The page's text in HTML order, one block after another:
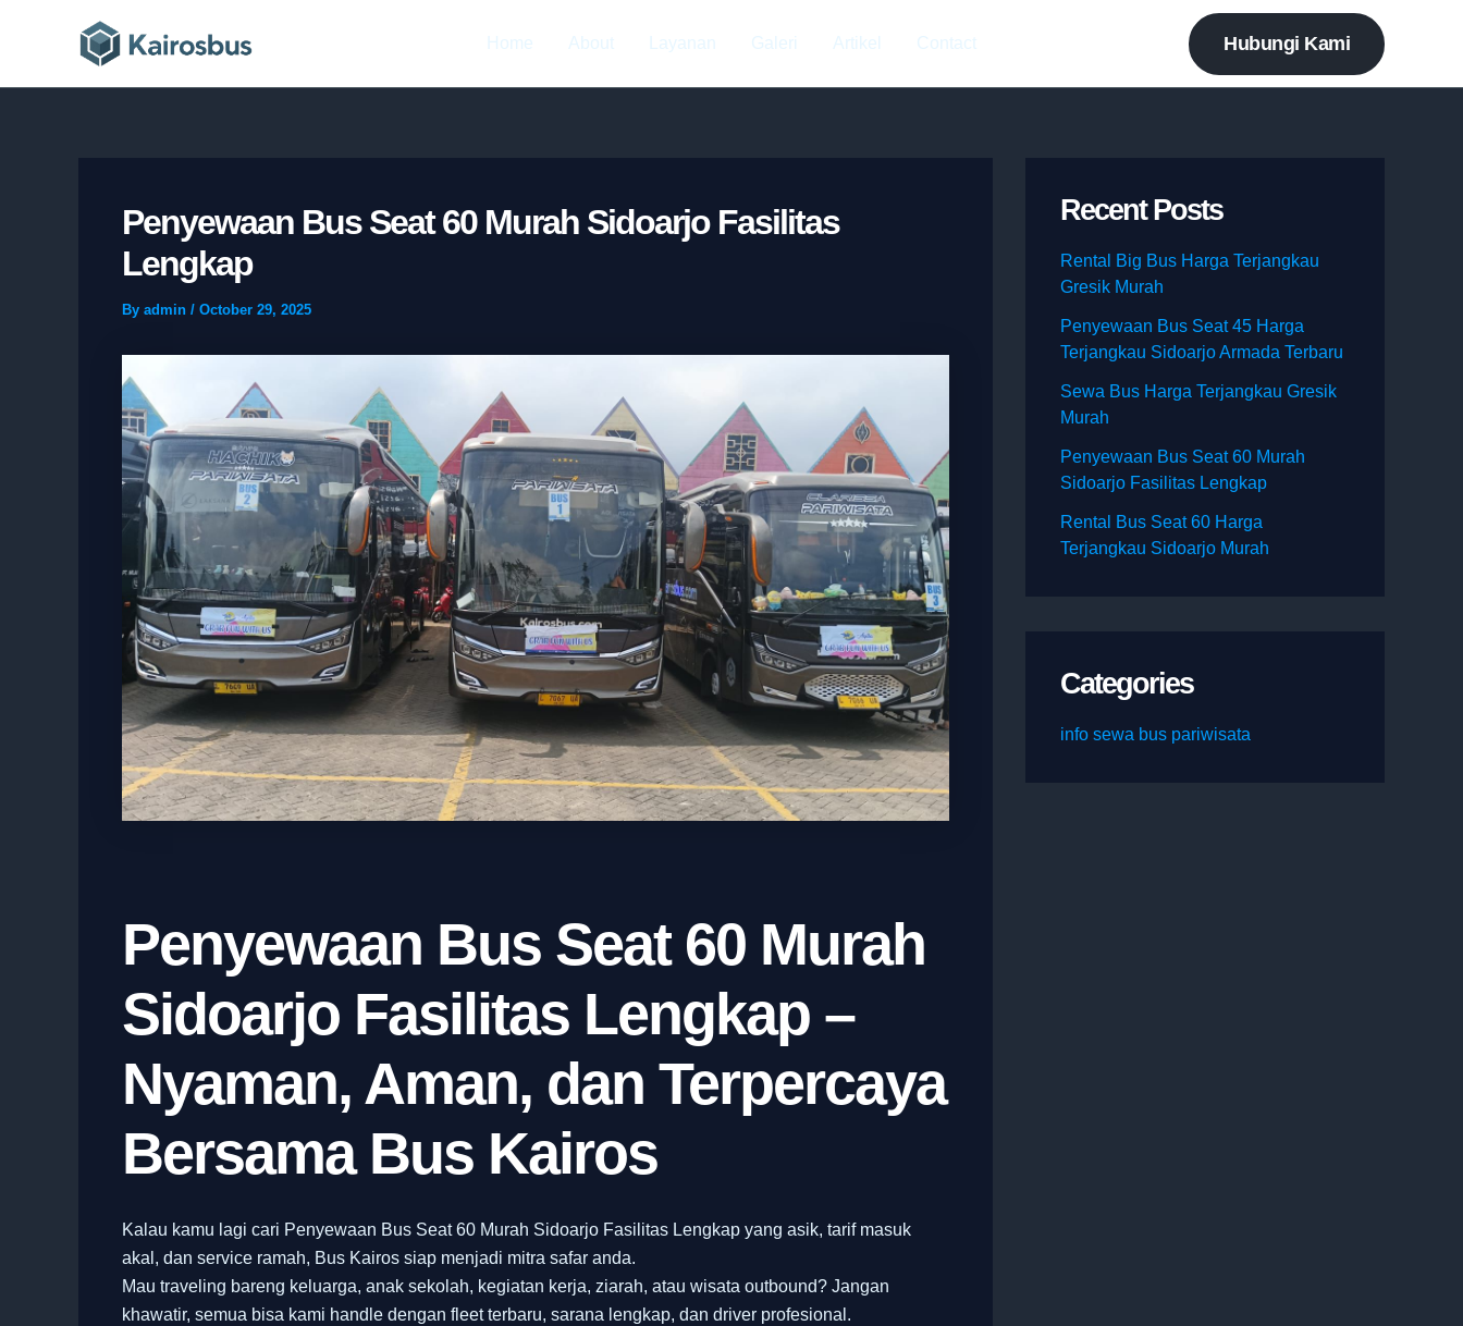
Home About Layanan Galeri Artikel Contact Hubungi Kami
Penyewaan Bus Seat 60 Murah Sidoarjo Fasilitas
Lengkap
By admin / October 29, 2025
Penyewaan Bus Seat 60 Murah
Sidoarjo Fasilitas Lengkap –
Nyaman, Aman, dan Terpercaya
Bersama Bus Kairos
Kalau kamu lagi cari Penyewaan Bus Seat 60 Murah Sidoarjo Fasilitas Lengkap yang asik, tarif masuk
akal, dan service ramah, Bus Kairos siap menjadi mitra safar anda.
Mau traveling bareng keluarga, anak sekolah, kegiatan kerja, ziarah, atau wisata outbound? Jangan
khawatir, semua bisa kami handle dengan fleet terbaru, sarana lengkap, dan driver profesional.
Recent Posts
Rental Big Bus Harga Terjangkau
Gresik Murah
Penyewaan Bus Seat 45 Harga
Terjangkau Sidoarjo Armada Terbaru
Sewa Bus Harga Terjangkau Gresik
Murah
Penyewaan Bus Seat 60 Murah
Sidoarjo Fasilitas Lengkap
Rental Bus Seat 60 Harga
Terjangkau Sidoarjo Murah
Categories
info sewa bus pariwisata